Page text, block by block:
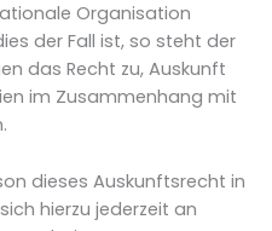
Organisation
der Fall ist, so steht der
das Recht zu, Auskunft
im Zusammenhang mit
dieses Auskunftsrecht in
hierzu jederzeit an